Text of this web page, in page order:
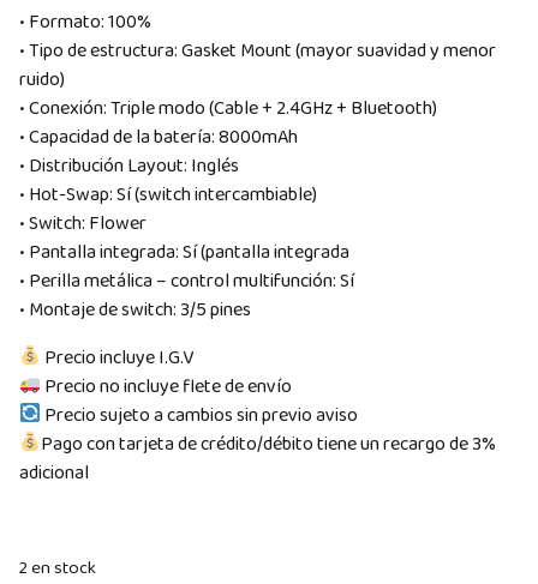
• Formato: 100%
• Tipo de estructura: Gasket Mount (mayor suavidad y menor
ruido)
• Conexión: Triple modo (Cable + 2.4GHz + Bluetooth)
• Capacidad de la batería: 8000mAh
• Distribución Layout: Inglés
• Hot-Swap: Sí (switch intercambiable)
• Switch: Flower
• Pantalla integrada: Sí (pantalla integrada
• Perilla metálica – control multifunción: Sí
• Montaje de switch: 3/5 pines
Precio incluye I.G.V
Precio no incluye flete de envío
Precio sujeto a cambios sin previo aviso
Pago con tarjeta de crédito/débito tiene un recargo de 3%
adicional
2 en stock